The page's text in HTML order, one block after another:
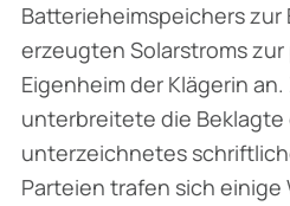
Batterieheimspeichers
erzeugten Solarstroms
Eigenheim der Klägerin
unterbreitete die
unterzeichnetes
Parteien trafen sich einige